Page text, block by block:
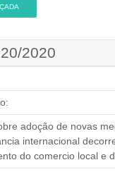
2020
adoção de novas
internacional
do comercio local e